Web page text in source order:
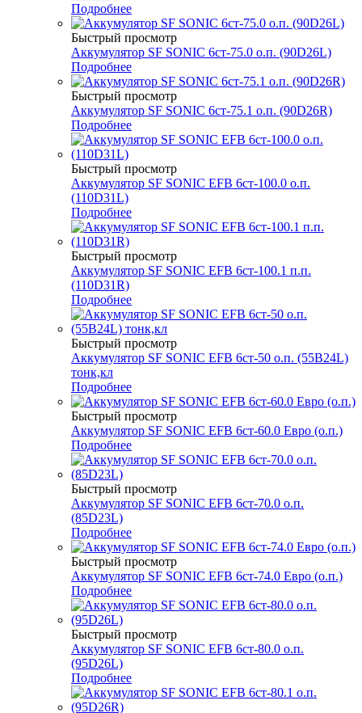
Подробнее
Быстрый просмотр
Аккумулятор SF SONIC 6ст-75.0 о.п. (90D26L)
Подробнее
Быстрый просмотр
Аккумулятор SF SONIC 6ст-75.1 о.п. (90D26R)
Подробнее
Быстрый просмотр
Аккумулятор SF SONIC EFB 6ст-100.0 о.п.
(110D31L)
Подробнее
Быстрый просмотр
Аккумулятор SF SONIC EFB 6ст-100.1 п.п.
(110D31R)
Подробнее
Быстрый просмотр
Аккумулятор SF SONIC EFB 6ст-50 о.п. (55B24L)
тонк,кл
Подробнее
Быстрый просмотр
Аккумулятор SF SONIC EFB 6ст-60.0 Евро (о.п.)
Подробнее
Быстрый просмотр
Аккумулятор SF SONIC EFB 6ст-70.0 о.п.
(85D23L)
Подробнее
Быстрый просмотр
Аккумулятор SF SONIC EFB 6ст-74.0 Евро (о.п.)
Подробнее
Быстрый просмотр
Аккумулятор SF SONIC EFB 6ст-80.0 о.п.
(95D26L)
Подробнее